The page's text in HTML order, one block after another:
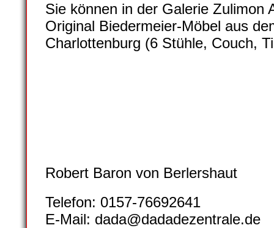
Sie können in der Galerie Zulimon
Original Biedermeier-Möbel aus
Charlottenburg (6 Stühle, Couch,
Robert Baron von Berlershaut
Telefon: 0157-76692641
E-Mail: dada@dadadezentrale.de